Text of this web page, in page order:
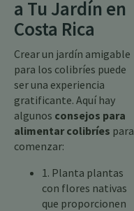
a Tu Jardín en
Costa Rica
Crear un jardín amigable
para los colibríes puede
ser una experiencia
gratificante. Aquí hay
algunos consejos para
alimentar colibríes para
comenzar:
1. Planta plantas
con flores nativas
que proporcionen